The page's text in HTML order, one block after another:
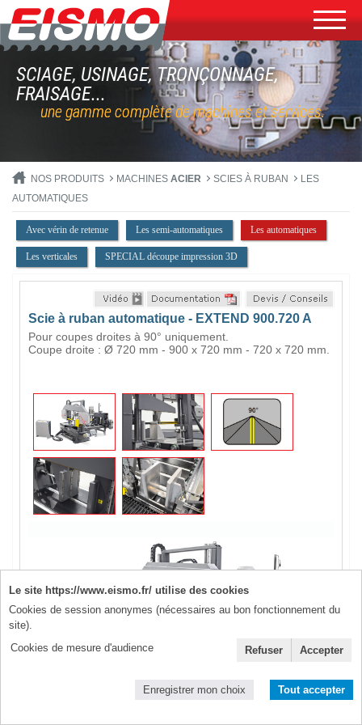
SCIAGE, USINAGE, TRONÇONNAGE,
FRAISAGE...
une gamme complète de machines et services.
NOS PRODUITS MACHINES ACIER SCIES À RUBAN
LES
AUTOMATIQUES
Avec vérin de retenue Les semi-automatiques Les automatiques
Les verticales SPECIAL découpe impression 3D
Scie à ruban automatique - EXTEND 900.720 A
Pour coupes droites à 90° uniquement.
Coupe droite : Ø 720 mm - 900 x 720 mm - 720 x 720 mm.
Le site https://www.eismo.fr/ utilise des cookies
Cookies de session anonymes (nécessaires au bon fonctionnement du
site).
Cookies de mesure d'audience
Refuser Accepter
Enregistrer mon choix Tout accepter